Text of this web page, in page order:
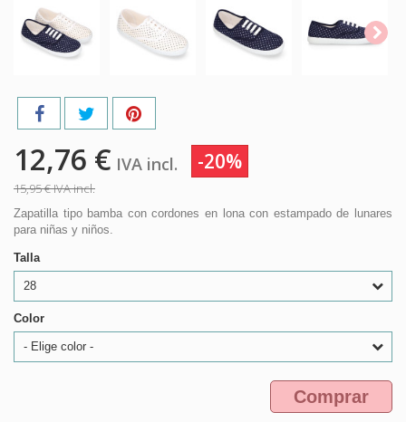
12,76 € IVA incl. -20%
15,95 €IVA incl.
Zapatilla tipo bamba con cordones en lona con estampado de lunares
para niñas y niños.
Talla
28
Color
- Elige color -
Comprar